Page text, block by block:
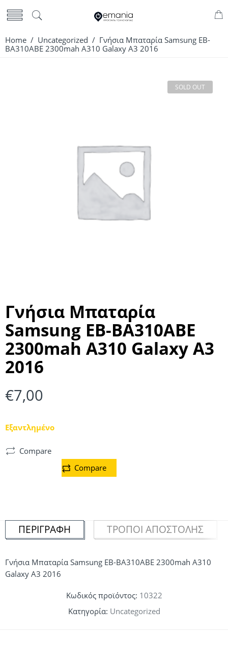
Home / Uncategorized / Γνήσια Μπαταρία Samsung EB-
BA310ABE 2300mah A310 Galaxy A3 2016
SOLD OUT
Γνήσια Μπαταρία
Samsung EB-BA310ABE
2300mah A310 Galaxy A3
2016
€7,00
Εξαντλημένο
Compare
Compare
ΠΕΡΙΓΡΑΦΉ ΤΡΌΠΟΙ ΑΠΟΣΤΟΛΉΣ
Γνήσια Μπαταρία Samsung EB-BA310ABE 2300mah A310
Galaxy A3 2016
Κωδικός προϊόντος: 10322
Κατηγορία: Uncategorized